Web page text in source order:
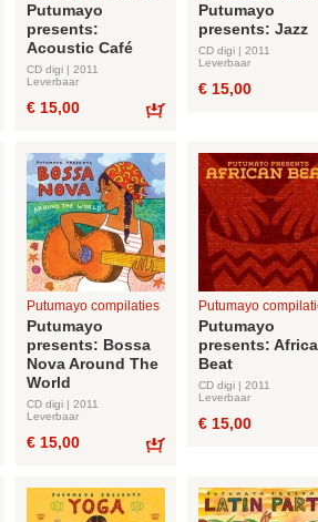
Putumayo
presents:
Acoustic Café
CD digi | 2011
Leverbaar
€ 15,00
Putumayo
presents: Jazz
CD digi | 2011
Leverbaar
€ 15,00
Putumayo compilaties
Putumayo
presents: Bossa
Nova Around The
World
CD digi | 2011
Leverbaar
€ 15,00
Putumayo
Putumayo
presents:
Beat
CD digi | 2011
Leverbaar
€ 15,00